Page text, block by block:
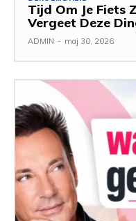
Tijd Om Je Fiets
Vergeet Deze
ADMIN - maj 30, 2026